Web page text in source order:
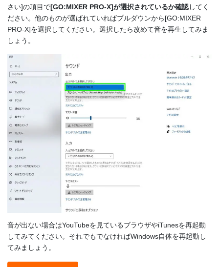
さい]の項目で[GO:MIXER PRO-X]が選択されているか確認してく
ださい。他のものが選ばれていればプルダウンから[GO:MIXER
PRO-X]を選択してください。選択したら改めて音を再生してみま
しょう。
音が出ない場合はYouTubeを見ているブラウザやiTunesを再起動
してみてください。それでもでなければWindows自体を再起動し
てみましょう。